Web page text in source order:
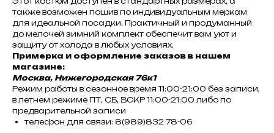
также возможен пошив по индивидуальным меркам
для идеальной посадки. Практичный и продуманный
до мелочей зимний комплект обеспечит вам уют и
защиту от холода в любых условиях.
Примерка и оформление заказов в нашем
магазине:
Москва, Нижегородская 76к1
Режим работы в сезонное время 11:00-21:00 без записи,
в летнем режиме ПТ, СБ, ВСКР 11:00-21:00 либо по
предварительной записи
телефон для связи: 8(989)832 78-06